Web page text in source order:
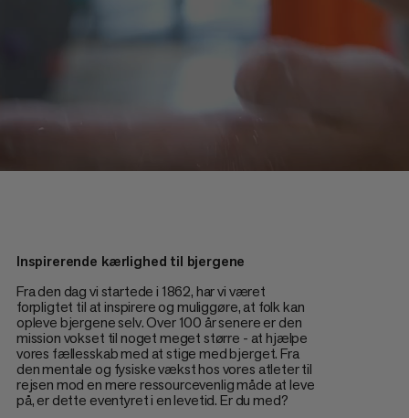
Inspirerende kærlighed til bjergene
Fra den dag vi startede i 1862, har vi været
forpligtet til at inspirere og muliggøre, at folk kan
opleve bjergene selv. Over 100 år senere er den
mission vokset til noget meget større - at hjælpe
vores fællesskab med at stige med bjerget. Fra
den mentale og fysiske vækst hos vores atleter til
rejsen mod en mere ressourcevenlig måde at leve
på, er dette eventyret i en levetid. Er du med?